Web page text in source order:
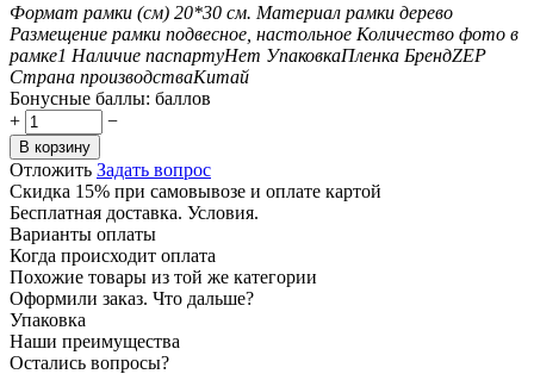
Формат рамки (см) 20*30 см. Материал рамки дерево
Размещение рамки подвесное, настольное Количество фото в
рамке1 Наличие паспартуНет УпаковкаПленка БрендZEP
Страна производстваКитай
Бонусные баллы: баллов
+
−
В корзину
Отложить Задать вопрос
Скидка 15% при самовывозе и оплате картой
Бесплатная доставка. Условия.
Варианты оплаты
Когда происходит оплата
Похожие товары из той же категории
Оформили заказ. Что дальше?
Упаковка
Наши преимущества
Остались вопросы?